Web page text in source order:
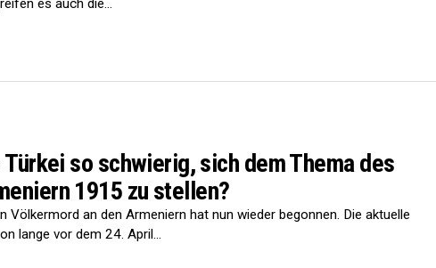
es auch die...
so schwierig, sich dem Thema des
1915 zu stellen?
Völkermord an den Armeniern hat nun wieder begonnen. Die aktuelle
lange vor dem 24. April...